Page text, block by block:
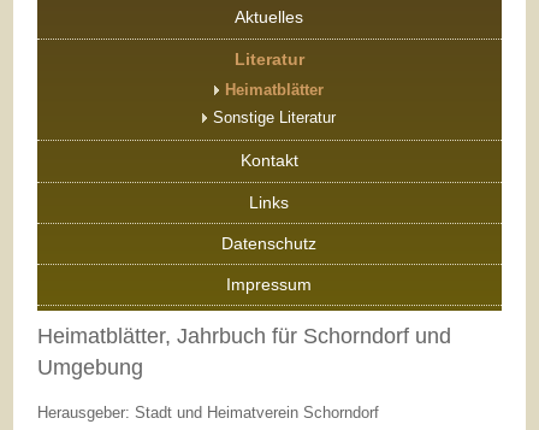
Aktuelles
Literatur
Heimatblätter
Sonstige Literatur
Kontakt
Links
Datenschutz
Impressum
Heimatblätter, Jahrbuch für Schorndorf und
Umgebung
Herausgeber: Stadt und Heimatverein Schorndorf